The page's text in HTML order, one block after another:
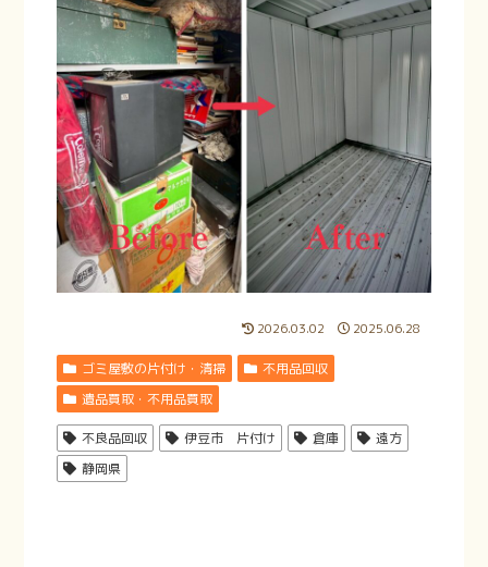
2026.03.02 2025.06.28
ゴミ屋敷の片付け・清掃
不用品回収
遺品買取・不用品買取
不良品回収 伊豆市 片付け 倉庫
遠方
静岡県